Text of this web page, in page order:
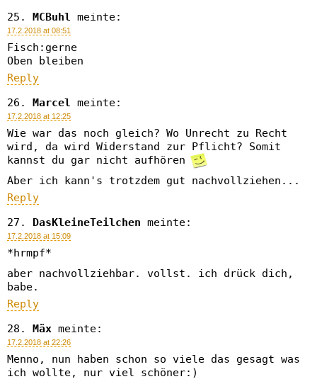
MCBuhl meinte:
17.2.2018 at 08:51
Fisch:gerne
Oben bleiben
Reply
Marcel meinte:
17.2.2018 at 12:25
Wie war das noch gleich? Wo Unrecht zu Recht
wird, da wird Widerstand zur Pflicht? Somit
kannst du gar nicht aufhören
Aber ich kann's trotzdem gut nachvollziehen...
Reply
DasKleineTeilchen meinte:
17.2.2018 at 15:09
*hrmpf*
aber nachvollziehbar. vollst. ich drück dich,
babe.
Reply
Mäx meinte:
17.2.2018 at 22:26
Menno, nun haben schon so viele das gesagt was
ich wollte, nur viel schöner:)